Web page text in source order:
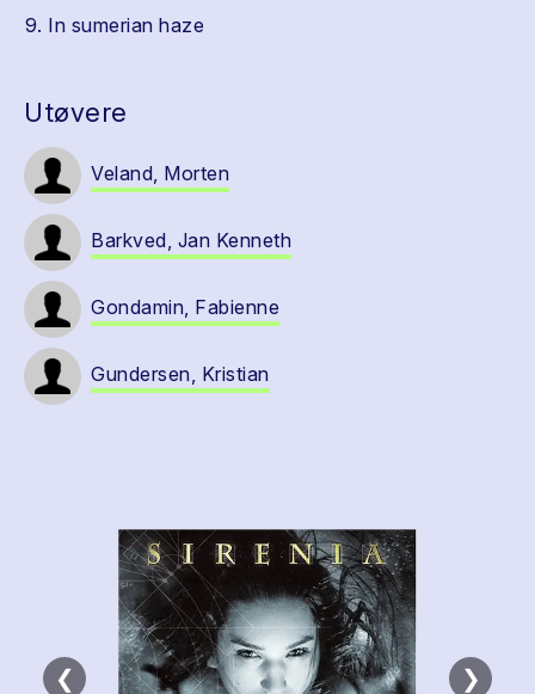
In sumerian haze
Utøvere
Veland, Morten
Barkved, Jan Kenneth
Gondamin, Fabienne
Gundersen, Kristian
❮ ❯